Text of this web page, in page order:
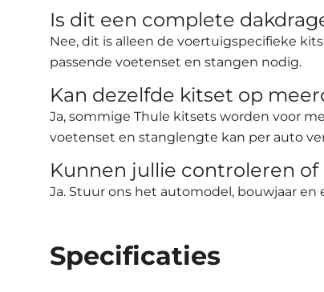
Is dit een complete
Nee, dit is alleen de voertuigspecifieke
passende voetenset en stangen nodig.
Kan dezelfde kitset op
Ja, sommige Thule kitsets worden voor
voetenset en stanglengte kan per auto
Kunnen jullie controleren
Ja. Stuur ons het automodel, bouwjaar
Specificaties